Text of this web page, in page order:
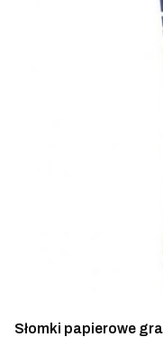
Słomki papierowe